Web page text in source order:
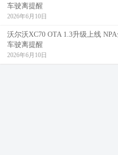
车驶离提醒
2026年6月10日
沃尔沃XC70 OTA 1.3升级上线
车驶离提醒
2026年6月10日